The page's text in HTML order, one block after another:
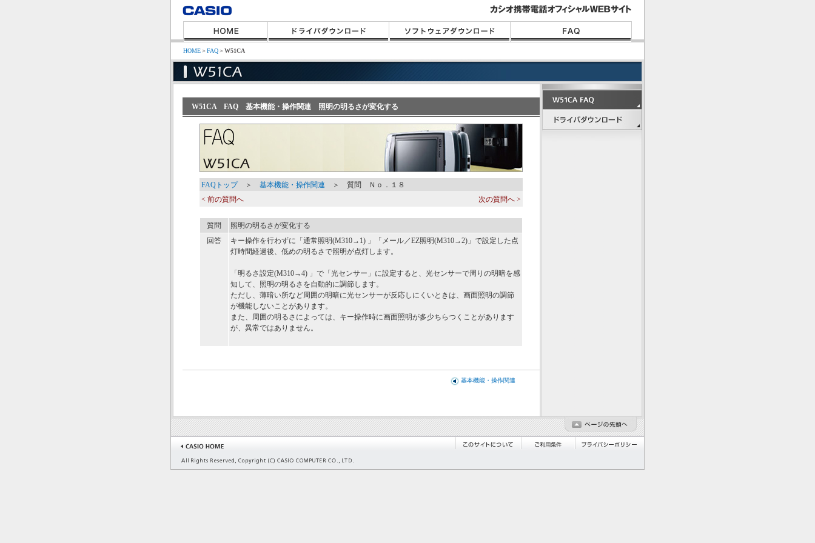
HOME＞FAQ＞W51CA
W51CA FAQ 基本機能・操作関連 照明の明るさが変化する
FAQトップ＞ 基本機能・操作関連 ＞ 質問 Ｎｏ．１８
< 前の質問へ
次の質問へ >
質問
照明の明るさが変化する
回答
キー操作を行わずに「通常照明(M310→1) 」「メール／EZ照明(M310→2)」で設定した点
灯時間経過後、低めの明るさで照明が点灯します。
「明るさ設定(M310→4) 」で「光センサー」に設定すると、光センサーで周りの明暗を感
知して、照明の明るさを自動的に調節します。
ただし、薄暗い所など周囲の明暗に光センサーが反応しにくいときは、画面照明の調節
が機能しないことがあります。
また、周囲の明るさによっては、キー操作時に画面照明が多少ちらつくことがあります
が、異常ではありません。
基本機能・操作関連